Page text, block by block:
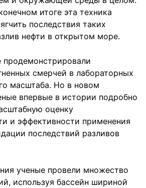
итоге эта техника
последствия таких
нефти в открытом море.
продемонстрировали
смерчей в лабораторных
масштаба. Но в новом
впервые в истории подробно
оценку
и эффективности применения
последствий разливов
ученые провели множество
используя бассейн шириной